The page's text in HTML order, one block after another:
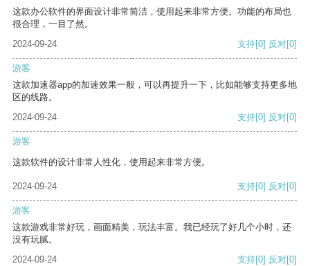
这款办公软件的界面设计非常简洁，使用起来非常方便。功能的布局也
很合理，一目了然。
2024-09-24
支持[0] 反对[0]
游客
这款加速器app的加速效果一般，可以再提升一下，比如能够支持更多地
区的线路。
2024-09-24
支持[0] 反对[0]
游客
这款软件的设计非常人性化，使用起来非常方便。
2024-09-24 支持[0] 反对[0]
游客
这款游戏非常好玩，画面精美，玩法丰富。我已经玩了好几个小时，还
没有玩腻。
2024-09-24
支持[0] 反对[0]